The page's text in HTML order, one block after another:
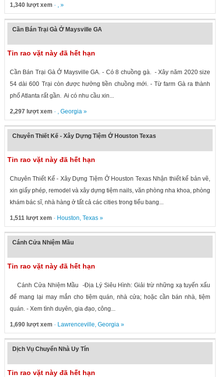
1,340 lượt xem · , »
Cần Bán Trại Gà Ở Maysville GA
Tin rao vặt này đã hết hạn
Cần Bán Trại Gà Ở Maysville GA. - Có 8 chuồng gà. - Xây năm 2020 size
54 dài 600 Trại còn được hưởng tiền chuồng mới. - Từ farm Gà ra thành
phố Atlanta rất gần. Ai có nhu cầu xin...
2,297 lượt xem · , Georgia»
Chuyên Thiết Kế - Xây Dựng Tiệm Ở Houston Texas
Tin rao vặt này đã hết hạn
Chuyên Thiết Kế - Xây Dựng Tiệm Ở Houston Texas Nhận thiết kế bản vẽ,
xin giấy phép, remodel và xây dựng tiệm nails, văn phòng nha khoa, phòng
khám bác sĩ, nhà hàng ở tất cả các cities trong tiểu bang...
1,511 lượt xem · Houston, Texas»
Cánh Cửa Nhiệm Mầu
Tin rao vặt này đã hết hạn
Cánh Cửa Nhiệm Mầu -Địa Lý Siêu Hình: Giải trừ những xạ tuyến xấu
để mang lại may mắn cho tiệm quán, nhà cửa; hoặc cần bán nhà, tiệm
quán. - Xem tình duyên, gia đạo, công...
1,690 lượt xem · Lawrenceville, Georgia»
Dịch Vụ Chuyển Nhà Uy Tín
Tin rao vặt này đã hết hạn